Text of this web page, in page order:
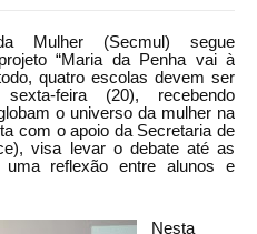
Mulher (Secmul) segue
“Maria da Penha vai à
quatro escolas devem ser
feira (20), recebendo
o universo da mulher na
com o apoio da Secretaria de
visa levar o debate até as
reflexão entre alunos e
Nesta